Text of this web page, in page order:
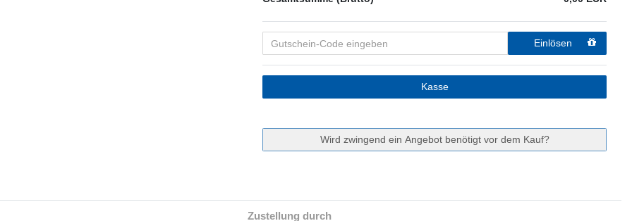
Einlösen
Kasse
Wird zwingend ein Angebot benötigt vor dem Kauf?
Zustellung durch